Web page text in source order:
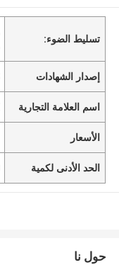
تسليط الضوء:
إصدار الشهادات
اسم العلامة التجارية
الأسعار
الحد الأدنى لكمية
حول نا